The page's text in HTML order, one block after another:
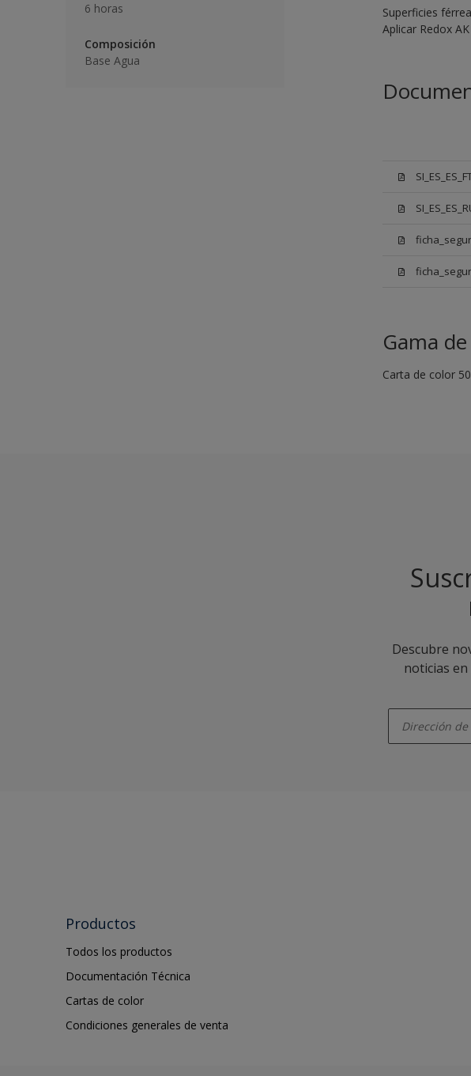
6 horas
Composición
Base Agua
Superficies
Aplicar Redox
Gama
Carta de color
Descubre
noticias
Productos
Todos los productos
Documentación Técnica
Cartas de color
Condiciones generales de venta